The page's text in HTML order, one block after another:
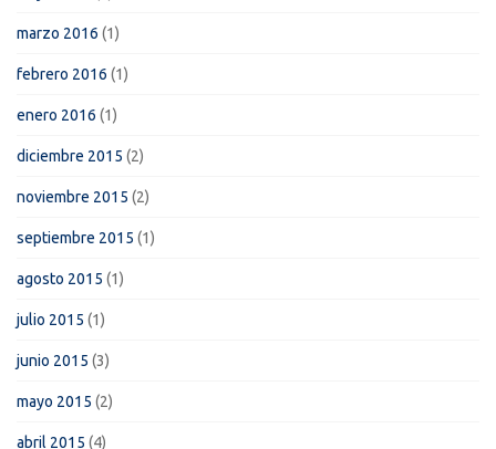
marzo 2016 (1)
febrero 2016 (1)
enero 2016 (1)
diciembre 2015 (2)
noviembre 2015 (2)
septiembre 2015 (1)
agosto 2015 (1)
julio 2015 (1)
junio 2015 (3)
mayo 2015 (2)
abril 2015 (4)